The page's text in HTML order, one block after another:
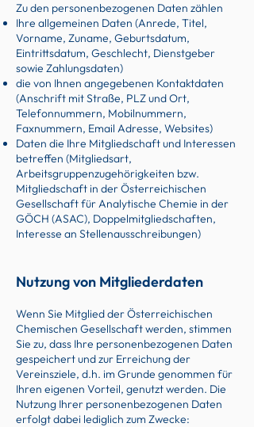
Zu den personenbezogenen Daten zählen
Ihre allgemeinen Daten (Anrede, Titel,
Vorname, Zuname, Geburtsdatum,
Eintrittsdatum, Geschlecht, Dienstgeber
sowie Zahlungsdaten)
die von Ihnen angegebenen Kontaktdaten
(Anschrift mit Straße, PLZ und Ort,
Telefonnummern, Mobilnummern,
Faxnummern, Email Adresse, Websites)
Daten die Ihre Mitgliedschaft und Interessen
betreffen (Mitgliedsart,
Arbeitsgruppenzugehörigkeiten bzw.
Mitgliedschaft in der Österreichischen
Gesellschaft für Analytische Chemie in der
GÖCH (ASAC), Doppelmitgliedschaften,
Interesse an Stellenausschreibungen)
Nutzung von Mitgliederdaten
Wenn Sie Mitglied der Österreichischen
Chemischen Gesellschaft werden, stimmen
Sie zu, dass Ihre personenbezogenen Daten
gespeichert und zur Erreichung der
Vereinsziele, d.h. im Grunde genommen für
Ihren eigenen Vorteil, genutzt werden. Die
Nutzung Ihrer personenbezogenen Daten
erfolgt dabei lediglich zum Zwecke: